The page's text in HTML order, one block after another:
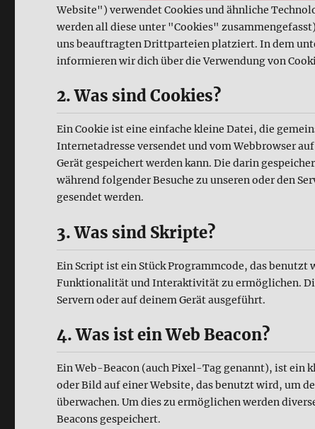
Website") verwendet Cookies und ähnliche
werden all diese unter "Cookies"
uns beauftragten Drittparteien platziert. In dem
informieren wir dich über die Verwendung von
2. Was sind Cookies?
Ein Cookie ist eine einfache kleine Datei, die
Internetadresse versendet und vom Webbrowser
Gerät gespeichert werden kann. Die darin
während folgender Besuche zu unseren oder den
gesendet werden.
3. Was sind Skripte?
Ein Script ist ein Stück Programmcode, das benutzt
Funktionalität und Interaktivität zu ermöglichen.
Servern oder auf deinem Gerät ausgeführt.
4. Was ist ein Web Beacon?
Ein Web-Beacon (auch Pixel-Tag genannt), ist ein
oder Bild auf einer Website, das benutzt wird, um
überwachen. Um dies zu ermöglichen werden
Beacons gespeichert.